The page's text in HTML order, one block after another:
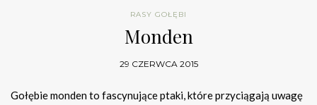
RASY GOŁĘBI
Monden
29 CZERWCA 2015
Gołębie monden to fascynujące ptaki, które przyciągają uwagę